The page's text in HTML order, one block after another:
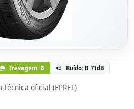
Travagem: B Ruído: B 71dB
técnica oficial (EPREL)